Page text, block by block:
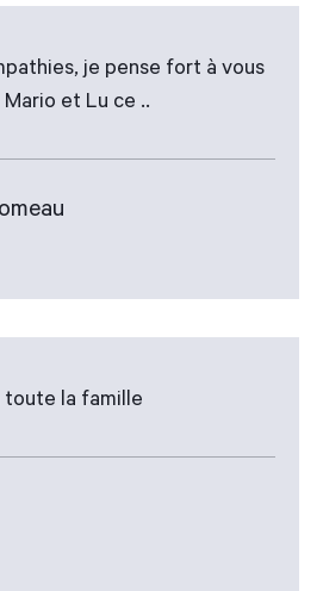
je pense fort à vous
et Lu ce ..
toute la famille